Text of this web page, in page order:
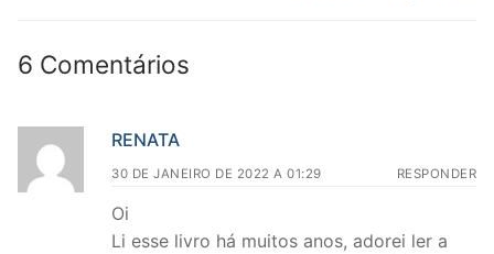
6 Comentários
RENATA
30 DE JANEIRO DE 2022 A 01:29 RESPONDER
Oi
Li esse livro há muitos anos, adorei ler a